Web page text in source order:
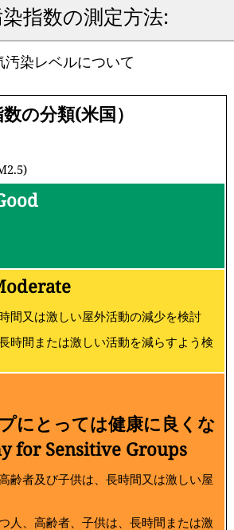
指数の測定方法:
汚染レベルについて
の分類(米国）
間又は激しい屋外活動の減少を検討
時間または激しい活動を減らすよう検
にとっては健康に良くな
for Sensitive Groups
齢者及び子供は、長時間又は激しい屋
人、高齢者、子供は、長時間または激